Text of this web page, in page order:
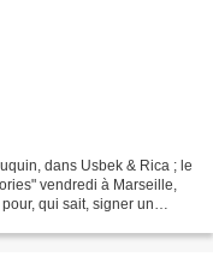
dans Usbek & Rica ; le
vendredi à Marseille,
qui sait, signer un